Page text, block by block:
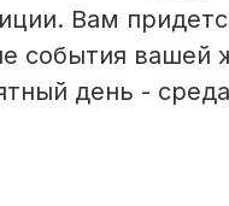
Вам
события вашей
день -